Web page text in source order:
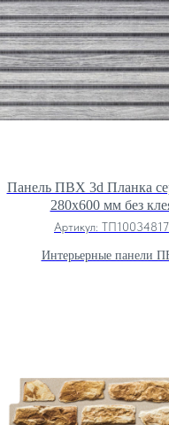
Панель ПВХ 3d Планка
280х600 мм без
Артикул: ТП10034817
Интерьерные панели